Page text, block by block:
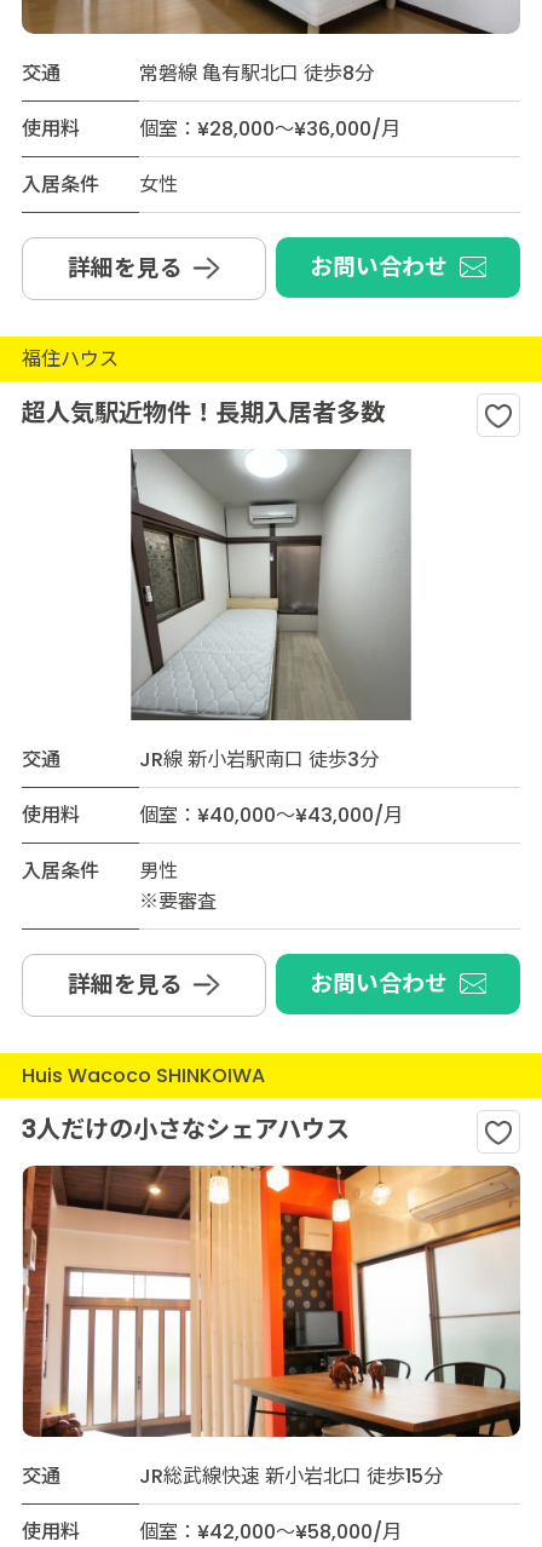
交通
常磐線 亀有駅北口 徒歩8分
使用料
個室：¥28,000～¥36,000/月
入居条件
女性
詳細を見る お問い合わせ
福住ハウス
超人気駅近物件！長期入居者多数
交通
JR線 新小岩駅南口 徒歩3分
使用料
個室：¥40,000～¥43,000/月
入居条件
男性
※要審査
詳細を見る お問い合わせ
Huis Wacoco SHINKOIWA
3人だけの小さなシェアハウス
交通
JR総武線快速 新小岩北口 徒歩15分
使用料
個室：¥42,000～¥58,000/月